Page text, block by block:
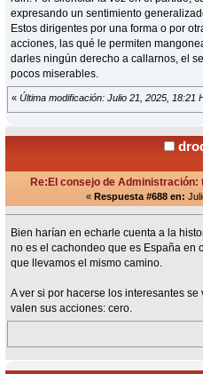
expresando un sentimiento
Estos dirigentes por una forma o por
acciones, las qué le permiten
darles ningún derecho a callarnos, el
pocos miserables.
« Última modificación: Julio 21, 2025, 18:21
Re:El consejo de
« Respuesta #688 en:
Bien harían en echarle cuenta a la
no es el cachondeo que es España en
que llevamos el mismo camino.
A ver si por hacerse los interesantes
valen sus acciones: cero.